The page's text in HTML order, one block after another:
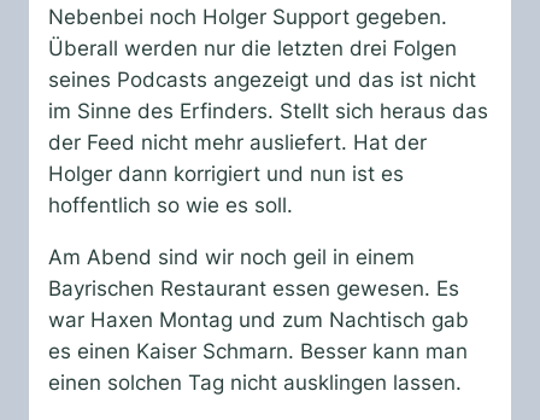
Nebenbei noch Holger Support gegeben.
Überall werden nur die letzten drei Folgen
seines Podcasts angezeigt und das ist nicht
im Sinne des Erfinders. Stellt sich heraus das
der Feed nicht mehr ausliefert. Hat der
Holger dann korrigiert und nun ist es
hoffentlich so wie es soll.
Am Abend sind wir noch geil in einem
Bayrischen Restaurant essen gewesen. Es
war Haxen Montag und zum Nachtisch gab
es einen Kaiser Schmarn. Besser kann man
einen solchen Tag nicht ausklingen lassen.